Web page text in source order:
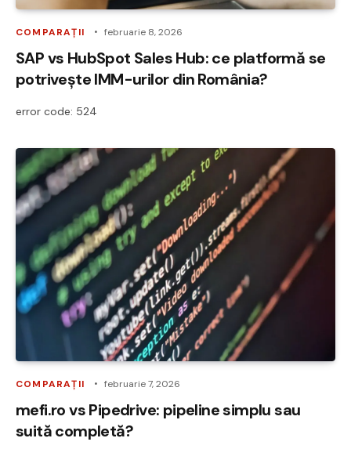
COMPARAȚII februarie 8, 2026
SAP vs HubSpot Sales Hub: ce platformă se
potrivește IMM-urilor din România?
error code: 524
COMPARAȚII februarie 7, 2026
mefi.ro vs Pipedrive: pipeline simplu sau
suită completă?